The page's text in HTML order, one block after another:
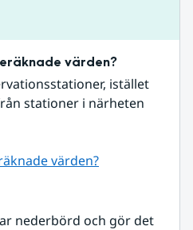
värden?
istället
stationer i närheten
värden?
nederbörd och gör det